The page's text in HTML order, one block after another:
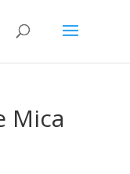
Mica